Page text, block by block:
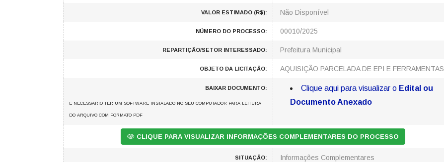
VALOR ESTIMADO (R$): Não Disponível
NÚMERO DO PROCESSO: 00010/2025
REPARTIÇÃO/SETOR INTERESSADO: Prefeitura Municipal
OBJETO DA LICITAÇÃO: AQUISIÇÃO PARCELADA DE EPI E FERRAMENTAS
BAIXAR DOCUMENTO:
É NECESSARIO TER UM SOFTWARE INSTALADO NO SEU COMPUTADOR PARA LEITURA
DO ARQUIVO COM FORMATO PDF
Clique aqui para visualizar o Edital ou
Documento Anexado
CLIQUE PARA VISUALIZAR INFORMAÇÕES COMPLEMENTARES DO PROCESSO
SITUAÇÃO: Informações Complementares